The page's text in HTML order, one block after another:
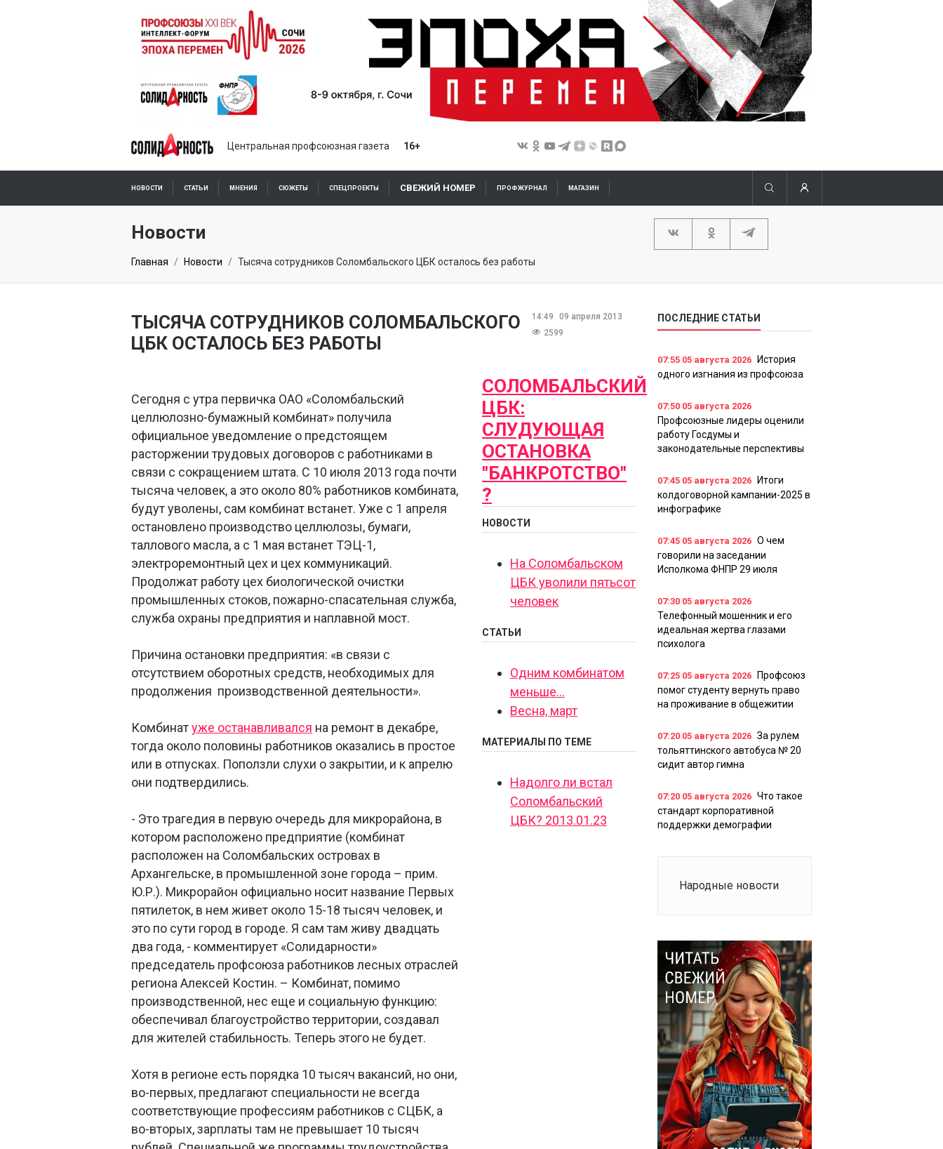
Центральная профсоюзная газета 16+
НОВОСТИ СТАТЬИ МНЕНИЯ СЮЖЕТЫ СПЕЦПРОЕКТЫ СВЕЖИЙ НОМЕР ПРОФЖУРНАЛ МАГАЗИН
ПОДПИСКА ОНЛАЙН
Новости
Главная Новости Тысяча сотрудников Соломбальского ЦБК осталось без работы
14:49
09 апреля 2013
2599
ТЫСЯЧА СОТРУДНИКОВ СОЛОМБАЛЬСКОГО
ЦБК ОСТАЛОСЬ БЕЗ РАБОТЫ
Сегодня с утра первичка ОАО «Соломбальский
целлюлозно-бумажный комбинат» получила
официальное уведомление о предстоящем
расторжении трудовых договоров с работниками в
связи с сокращением штата. С 10 июля 2013 года почти
тысяча человек, а это около 80% работников комбината,
будут уволены, сам комбинат встанет. Уже с 1 апреля
остановлено производство целлюлозы, бумаги,
таллового масла, а с 1 мая встанет ТЭЦ-1,
электроремонтный цех и цех коммуникаций.
Продолжат работу цех биологической очистки
промышленных стоков, пожарно-спасательная служба,
служба охраны предприятия и наплавной мост.
Причина остановки предприятия: «в связи с
отсутствием оборотных средств, необходимых для
продолжения производственной деятельности».
Комбинатуже останавливался на ремонт в декабре,
тогда около половины работников оказались в простое
или в отпусках. Поползли слухи о закрытии, и к апрелю
они подтвердились.
- Это трагедия в первую очередь для микрорайона, в
котором расположено предприятие (комбинат
расположен на Соломбальских островах в
Архангельске, в промышленной зоне города – прим.
Ю.Р.). Микрорайон официально носит название Первых
пятилеток, в нем живет около 15-18 тысяч человек, и
это по сути город в городе. Я сам там живу двадцать
два года, - комментирует «Солидарности»
председатель профсоюза работников лесных отраслей
региона Алексей Костин. – Комбинат, помимо
производственной, нес еще и социальную функцию:
обеспечивал благоустройство территории, создавал
для жителей стабильность. Теперь этого не будет.
Хотя в регионе есть порядка 10 тысяч вакансий, но они,
во-первых, предлагают специальности не всегда
соответствующие профессиям работников с СЦБК, а
во-вторых, зарплаты там не превышает 10 тысяч
СОЛОМБАЛЬСКИЙ
ЦБК:
СЛУДУЮЩАЯ
ОСТАНОВКА
"БАНКРОТСТВО"
?
НОВОСТИ
На Соломбальском
ЦБК уволили пятьсот
человек
СТАТЬИ
Одним комбинатом
меньше...
Весна, март
МАТЕРИАЛЫ ПО ТЕМЕ
Надолго ли встал
Соломбальский
ЦБК? 2013.01.23
ПОСЛЕДНИЕ СТАТЬИ
07:55 05 августа 2026
История
одного изгнания из профсоюза
07:50 05 августа 2026
Профсоюзные лидеры оценили
работу Госдумы и
законодательные перспективы
07:45 05 августа 2026
Итоги
колдоговорной кампании-2025 в
инфографике
07:45 05 августа 2026 О чем
говорили на заседании
Исполкома ФНПР 29 июля
07:30 05 августа 2026
Телефонный мошенник и его
идеальная жертва глазами
психолога
07:25 05 августа 2026
Профсоюз
помог студенту вернуть право
на проживание в общежитии
07:20 05 августа 2026 За рулем
тольяттинского автобуса № 20
сидит автор гимна
07:20 05 августа 2026 Что такое
стандарт корпоративной
поддержки демографии
Народные новости